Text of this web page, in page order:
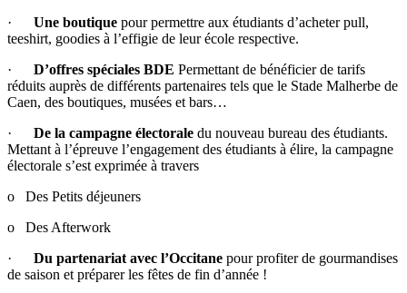
· Une boutique pour permettre aux étudiants d’acheter pull,
teeshirt, goodies à l’effigie de leur école respective.
· D’offres spéciales BDE Permettant de bénéficier de tarifs
réduits auprès de différents partenaires tels que le Stade Malherbe de
Caen, des boutiques, musées et bars…
· De la campagne électorale du nouveau bureau des étudiants.
Mettant à l’épreuve l’engagement des étudiants à élire, la campagne
électorale s’est exprimée à travers
o Des Petits déjeuners
o Des Afterwork
· Du partenariat avec l’Occitane pour profiter de gourmandises
de saison et préparer les fêtes de fin d’année !